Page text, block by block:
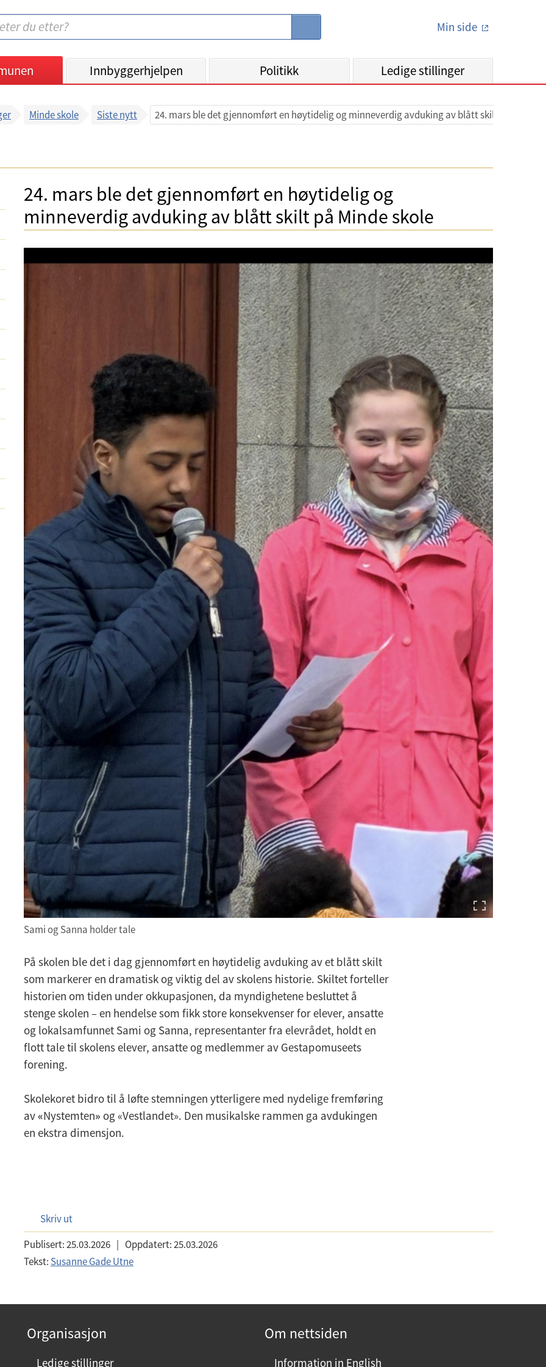
S
Min side
Innbyggerhjelpen Politikk Ledige stillinger
Minde skole Siste nytt 24. mars ble det gjennomført en høytidelig og minneverdig avduking av blått skilt på Minde
24. mars ble det gjennomført en høytidelig og
minneverdig avduking av blått skilt på Minde skole
Sami og Sanna holder tale
På skolen ble det i dag gjennomført en høytidelig avduking av et blått skilt
som markerer en dramatisk og viktig del av skolens historie. Skiltet forteller
historien om tiden under okkupasjonen, da myndighetene besluttet å
stenge skolen – en hendelse som fikk store konsekvenser for elever, ansatte
og lokalsamfunnet Sami og Sanna, representanter fra elevrådet, holdt en
flott tale til skolens elever, ansatte og medlemmer av Gestapomuseets
forening.
Skolekoret bidro til å løfte stemningen ytterligere med nydelige fremføring
av «Nystemten» og «Vestlandet». Den musikalske rammen ga avdukingen
en ekstra dimensjon.
Skriv ut
Publisert:25.03.2026 | Oppdatert:25.03.2026
Tekst: Susanne Gade Utne
Organisasjon
Ledige stillinger
Om nettsiden
Information in English